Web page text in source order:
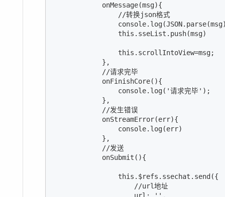
            onMessage(msg){
                //转换json格式
                this.sseList.push(msg)
                this.scrollIntoView=msg;
            },
            //请求完毕
            onFinishCore(){
                console.log('请求完毕');
            },
            //发生错误
            onStreamError(err){
                console.log(err)
            },
            //发送
            onSubmit(){
                this.$refs.ssechat.send({
                    //url地址